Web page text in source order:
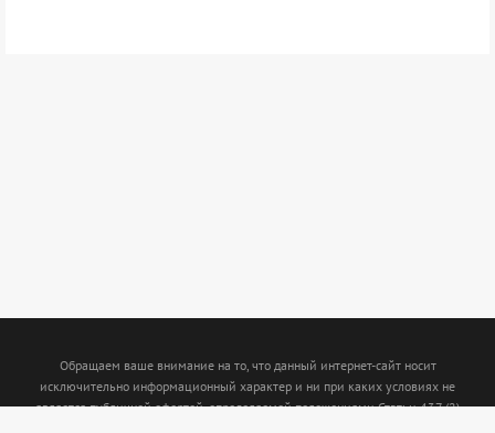
Обращаем ваше внимание на то, что данный интернет-сайт носит
исключительно информационный характер и ни при каких условиях не
является публичной офертой, определяемой положениями Статьи 437 (2)